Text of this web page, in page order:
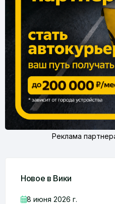
Реклама
Новое в Вики
8 июня 2026 г.